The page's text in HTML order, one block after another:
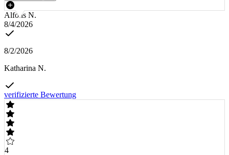
Alfons N.
8/4/2026
8/2/2026
Katharina N.
verifizierte Bewertung
4